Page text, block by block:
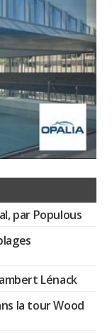
par Populous
Lénack
la tour Wood